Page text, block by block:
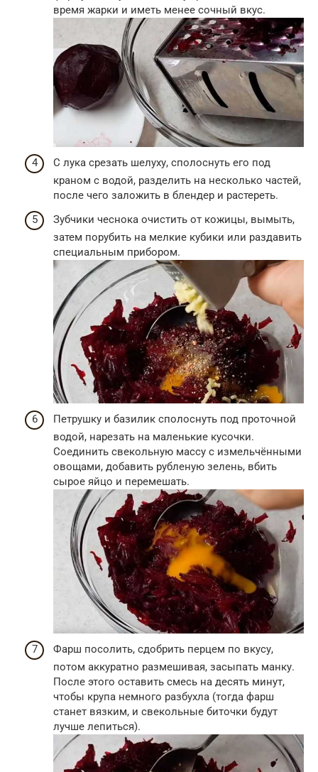
время жарки и иметь менее сочный вкус.
С лука срезать шелуху, сполоснуть его под
краном с водой, разделить на несколько частей,
после чего заложить в блендер и растереть.
Зубчики чеснока очистить от кожицы, вымыть,
затем порубить на мелкие кубики или раздавить
специальным прибором.
Петрушку и базилик сполоснуть под проточной
водой, нарезать на маленькие кусочки.
Соединить свекольную массу с измельчёнными
овощами, добавить рубленую зелень, вбить
сырое яйцо и перемешать.
Фарш посолить, сдобрить перцем по вкусу,
потом аккуратно размешивая, засыпать манку.
После этого оставить смесь на десять минут,
чтобы крупа немного разбухла (тогда фарш
станет вязким, и свекольные биточки будут
лучше лепиться).